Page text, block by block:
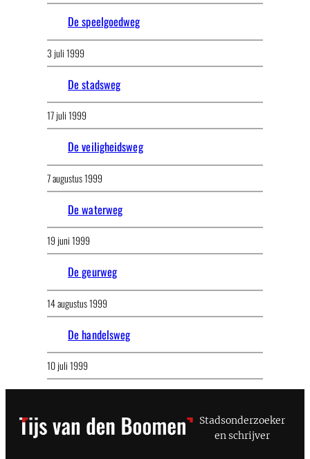
De speelgoedweg
3 juli 1999
De stadsweg
17 juli 1999
De veiligheidsweg
7 augustus 1999
De waterweg
19 juni 1999
De geurweg
14 augustus 1999
De handelsweg
10 juli 1999
Stadsonderzoeker
en schrijver